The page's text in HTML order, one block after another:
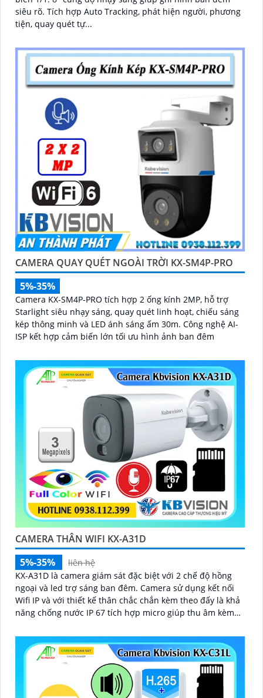
siêu rõ. Tích hợp Auto Tracking, phát hiện người, phương
tiện, quay quét tự...
CAMERA QUAY QUÉT NGOÀI TRỜI KX-SM4P-PRO
5%-35%
Camera KX-SM4P-PRO tích hợp 2 ống kính 2MP, hỗ trợ
Starlight siêu nhạy sáng, quay quét linh hoạt, chiếu sáng
kép thông minh và LED ánh sáng ấm 30m. Công nghệ AI-
ISP kết hợp cảm biến lớn tối ưu hình ảnh ban đêm
CAMERA THÂN WIFI KX-A31D
5%-35%
liên hệ
KX-A31D là camera giám sát đặc biệt với 2 chế độ hồng
ngoại và led trợ sáng ban đêm. Camera sử dụng kết nối
Wifi IP và với thiết kế thân chắc chắn kèm theo đấy là khả
năng chống nước IP 67 tích hợp micro giúp thu âm kèm